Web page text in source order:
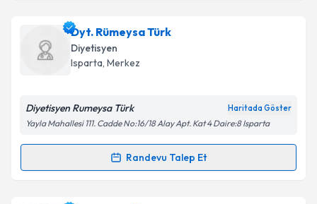
Takvim Talebini Gönder
Dyt. İlayda Çeriiçin randevu takvimi talebi oluşturun.
Size bu uzmandan randevu almanız için bir takvim
hazırlandığında e-posta ile bilgilendireceğiz.
Kişisel verilerimin işlenmesine ilişkin
Metni'ni okudum ve kişisel verilerimin belirtilen
Dyt. Rümeysa Türk
Diyetisyen
Isparta, Merkez
Diyetisyen Rumeysa Türk Haritada Göster
Yayla Mahallesi 111. Cadde No:16/18 Alay Apt. Kat 4 Daire:8 Isparta
Randevu Talep Et
Randevu Takvimi Talebi